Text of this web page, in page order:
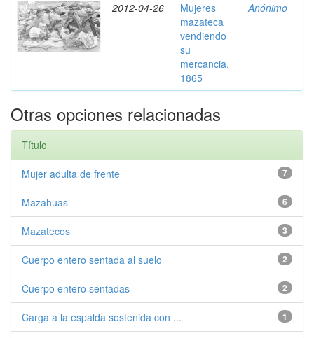
2012-04-26
Mujeres
mazateca
vendiendo
su
mercancia,
1865
Anónimo
Otras opciones relacionadas
Título
7
Mujer adulta de frente
6
Mazahuas
3
Mazatecos
2
Cuerpo entero sentada al suelo
2
Cuerpo entero sentadas
1
Carga a la espalda sostenida con ...